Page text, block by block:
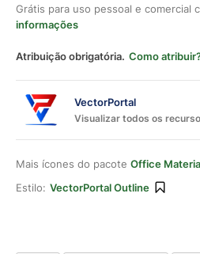
Grátis para uso pessoal e comercial
informações
Atribuição obrigatória. Como
VectorPortal
Visualizar todos os
Mais ícones do pacote Office
Estilo: VectorPortal Outline